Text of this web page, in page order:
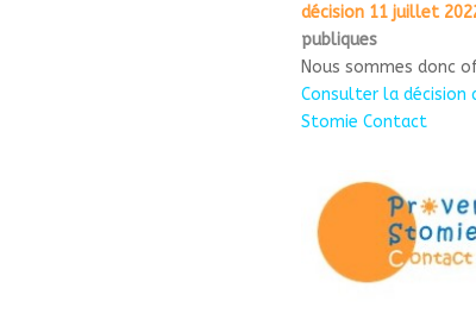
décision 11 juillet
publiques
Nous sommes donc
Consulter la décision
Stomie Contact